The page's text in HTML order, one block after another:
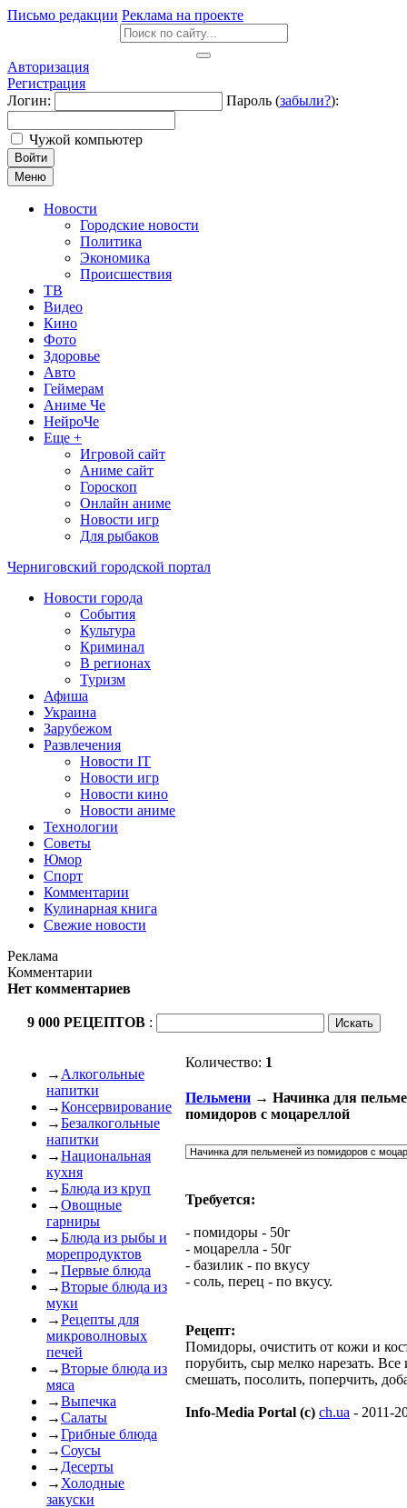
Письмо редакции Реклама на проекте
Авторизация
Регистрация
Логин:
Пароль (забыли?):
Чужой компьютер
Войти
Меню
Новости
Городские новости
Политика
Экономика
Происшествия
ТВ
Видео
Кино
Фото
Здоровье
Авто
Геймерам
Аниме Че
НейроЧе
Еще +
Игровой сайт
Аниме сайт
Гороскоп
Онлайн аниме
Новости игр
Для рыбаков
Черниговский городской портал
Новости города
События
Культура
Криминал
В регионах
Туризм
Афиша
Украина
Зарубежом
Развлечения
Новости IT
Новости игр
Новости кино
Новости аниме
Технологии
Советы
Юмор
Спорт
Комментарии
Кулинарная книга
Свежие новости
Реклама
Комментарии
Нет комментариев
9 000 РЕЦЕПТОВ :
→ Алкогольные
напитки
→Консервирование
→Безалкогольные
напитки
→Национальная
кухня
→Блюда из круп
→Овощные
гарниры
→Блюда из рыбы и
морепродуктов
→Первые блюда
→Вторые блюда из
муки
→Рецепты для
микроволновых
печей
→Вторые блюда из
мяса
→Выпечка
→Салаты
→Грибные блюда
→Соусы
→ Десерты
→ Холодные
закуски
Количество: 1
Пельмени → Начинка для
помидоров с моцареллой
Требуется:
- помидоры - 50г
- моцарелла - 50г
- базилик - по вкусу
- соль, перец - по вкусу.
Рецепт:
Помидоры, очистить от кожи и
порубить, сыр мелко нарезать.
смешать, посолить, поперчить,
Info-Media Portal (c) ch.ua - 2011-